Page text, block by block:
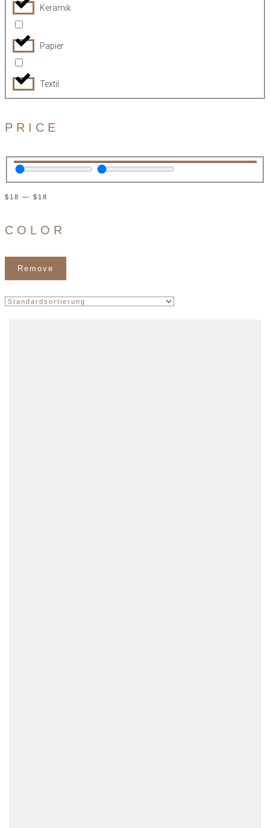
Keramik
Papier
Textil
PRICE
$ 18 — $ 18
COLOR
Remove